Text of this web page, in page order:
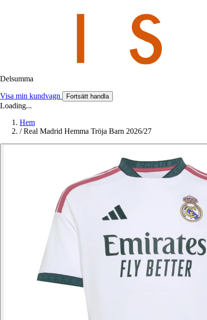
Delsumma
Visa min kundvagn Fortsätt handla
Loading...
Hem
/ Real Madrid Hemma Tröja Barn 2026/27